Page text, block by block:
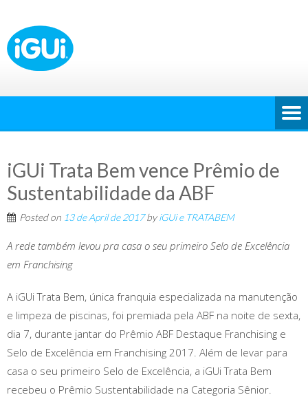
iGUi Trata Bem vence Prêmio de
Sustentabilidade da ABF
Posted on 13 de April de 2017byiGUi e TRATABEM
A rede também levou pra casa o seu primeiro Selo de Excelência
em Franchising
A iGUi Trata Bem, única franquia especializada na manutenção
e limpeza de piscinas, foi premiada pela ABF na noite de sexta,
dia 7, durante jantar do Prêmio ABF Destaque Franchising e
Selo de Excelência em Franchising 2017. Além de levar para
casa o seu primeiro Selo de Excelência, a iGUi Trata Bem
recebeu o Prêmio Sustentabilidade na Categoria Sênior.